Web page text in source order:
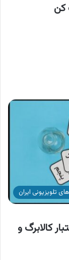
کن
تلویزیونی ایران
کالابرگ و